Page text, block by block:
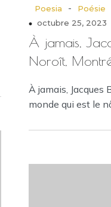
Poesia
- Poésie
octubre 25, 2023
À jamais,
Noroît,
À jamais, Jacques
monde qui est le